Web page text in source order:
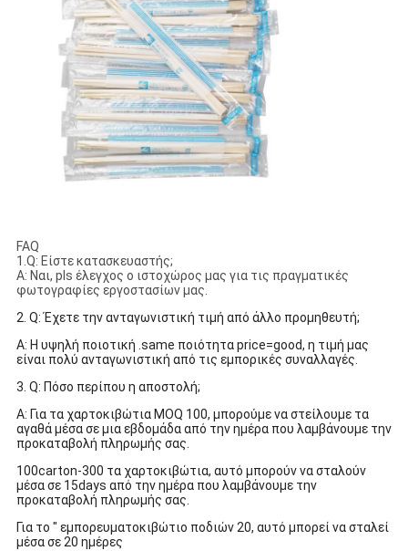
FAQ
1.Q: Είστε κατασκευαστής;
Α: Ναι, pls έλεγχος ο ιστοχώρος μας για τις πραγματικές
φωτογραφίες εργοστασίων μας.
2. Q: Έχετε την ανταγωνιστική τιμή από άλλο προμηθευτή;
Α: Η υψηλή ποιοτική .same ποιότητα price=good, η τιμή μας
είναι πολύ ανταγωνιστική από τις εμπορικές συναλλαγές.
3. Q: Πόσο περίπου η αποστολή;
Α: Για τα χαρτοκιβώτια MOQ 100, μπορούμε να στείλουμε τα
αγαθά μέσα σε μια εβδομάδα από την ημέρα που λαμβάνουμε την
προκαταβολή πληρωμής σας.
100carton-300 τα χαρτοκιβώτια, αυτό μπορούν να σταλούν
μέσα σε 15days από την ημέρα που λαμβάνουμε την
προκαταβολή πληρωμής σας.
Για το " εμπορευματοκιβώτιο ποδιών 20, αυτό μπορεί να σταλεί
μέσα σε 20 ημέρες